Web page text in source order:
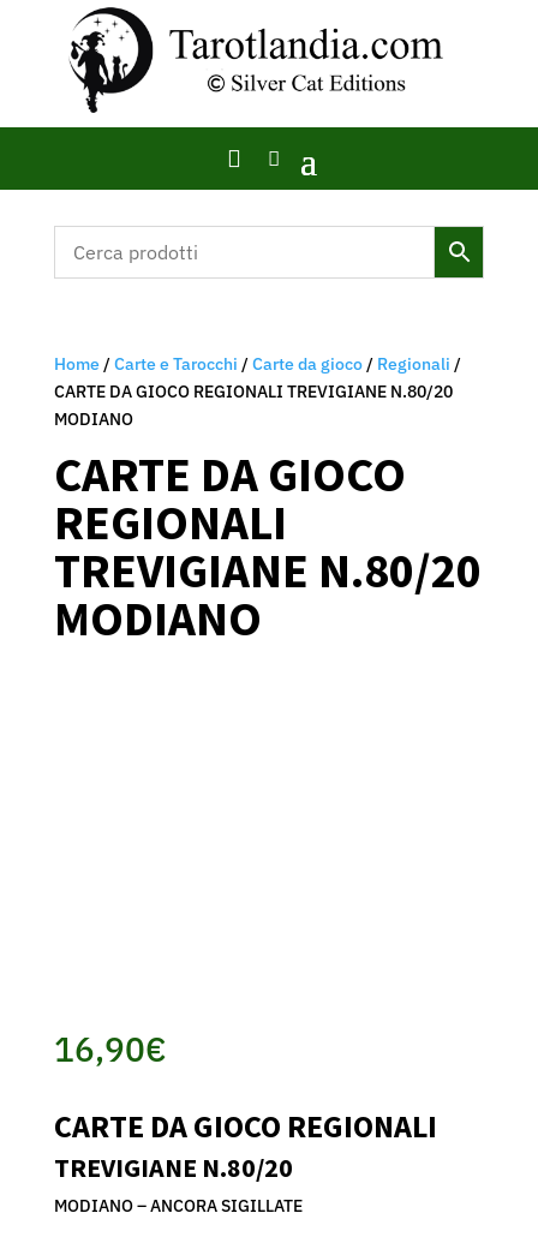

Home/Carte e Tarocchi /Carte da gioco/ Regionali /
CARTE DA GIOCO REGIONALI TREVIGIANE N.80/20
MODIANO
CARTE DA GIOCO
REGIONALI
TREVIGIANE N.80/20
MODIANO
16,90€
CARTE DA GIOCO REGIONALI
TREVIGIANE N.80/20
MODIANO – ANCORA SIGILLATE